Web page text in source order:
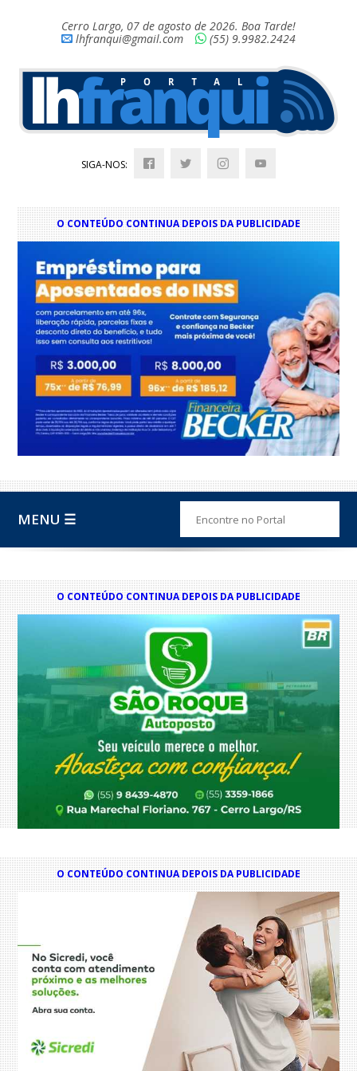
Cerro Largo, 07 de agosto de 2026. Boa Tarde!
lhfranqui@gmail.com
(55) 9.9982.2424
SIGA-NOS:
O CONTEÚDO CONTINUA DEPOIS DA PUBLICIDADE
MENU ☰
O CONTEÚDO CONTINUA DEPOIS DA PUBLICIDADE
O CONTEÚDO CONTINUA DEPOIS DA PUBLICIDADE